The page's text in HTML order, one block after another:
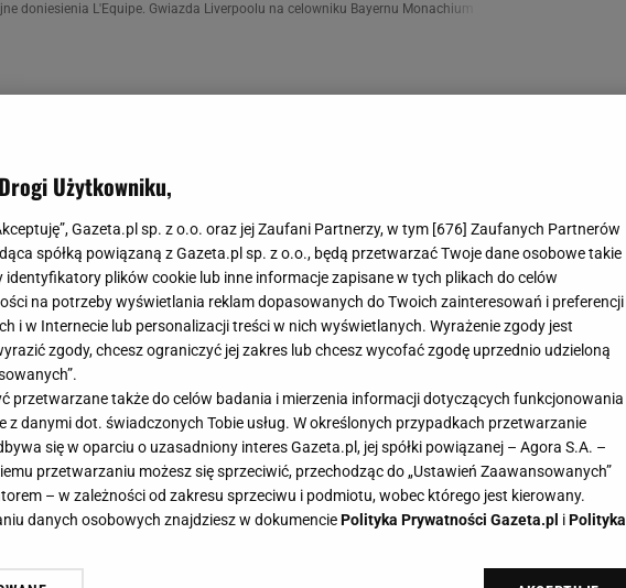
doniesienia L'Equipe. Gwiazda Liverpoolu na celowniku Bayernu Monachium
Użytkowniku,
Gazeta.pl sp. z o.o. oraz jej Zaufani Partnerzy, w tym [676] Zaufanych Partnerów
spółką powiązaną z Gazeta.pl sp. z o.o., będą przetwarzać Twoje dane osobowe takie
identyfikatory plików cookie lub inne informacje zapisane w tych plikach do celów
na potrzeby wyświetlania reklam dopasowanych do Twoich zainteresowań i preferencji
i w Internecie lub personalizacji treści w nich wyświetlanych. Wyrażenie zgody jest
zgody, chcesz ograniczyć jej zakres lub chcesz wycofać zgodę uprzednio udzieloną
przetwarzane także do celów badania i mierzenia informacji dotyczących funkcjonowania
z danymi dot. świadczonych Tobie usług. W określonych przypadkach przetwarzanie
się w oparciu o uzasadniony interes Gazeta.pl, jej spółki powiązanej – Agora S.A. –
przetwarzaniu możesz się sprzeciwić, przechodząc do „Ustawień Zaawansowanych”
– w zależności od zakresu sprzeciwu i podmiotu, wobec którego jest kierowany.
danych osobowych znajdziesz w dokumenciePolityka Prywatności Gazeta.pl iPolityka